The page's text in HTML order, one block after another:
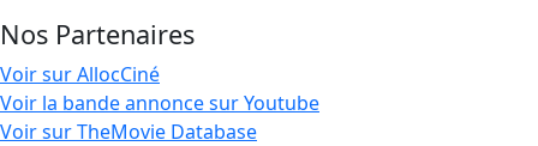
Nos Partenaires
Voir sur AllocCiné
Voir la bande annonce sur Youtube
Voir sur TheMovie Database